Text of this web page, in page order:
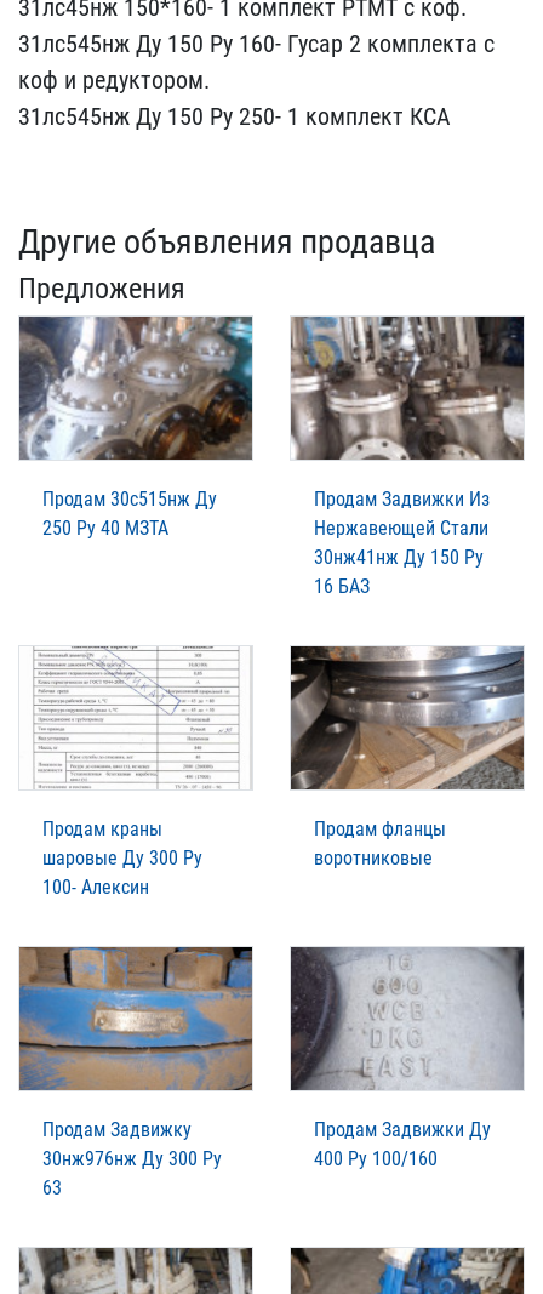
31лс45нж 150*160- 1 ​комплект РТМТ с коф.
31л​с545нж Ду 150 Ру 160- Гу​сар 2 комплекта с
коф и ​редуктором.
31лс545нж Ду​ 150 Ру 250- 1 комплект ​КСА
Другие объявления продавца
Предложения
Продам 30с515нж Ду
250 Ру 40 МЗТА
Продам Задвижки Из
Нержавеющей Стали
30нж41нж Ду 150 Ру
16 БАЗ
Продам краны
шаровые Ду 300 Ру
100- Алексин
Продам фланцы
воротниковые
Продам Задвижку
30нж976нж Ду 300 Ру
63
Продам Задвижки Ду
400 Ру 100/160